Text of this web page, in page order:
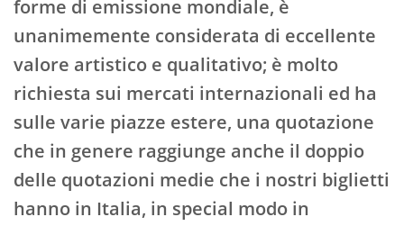
forme di emissione mondiale, è
unanimemente considerata di eccellente
valore artistico e qualitativo; è molto
richiesta sui mercati internazionali ed ha
sulle varie piazze estere, una quotazione
che in genere raggiunge anche il doppio
delle quotazioni medie che i nostri biglietti
hanno in Italia, in special modo in